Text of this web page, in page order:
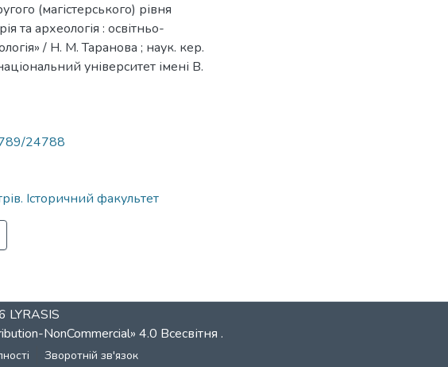
(магістерського) рівня
та археологія : освітньо-
/ Н. М. Таранова ; наук. кер.
університет імені В.
24788
Історичний факультет
LYRASIS
NonCommercial» 4.0 Всесвітня .
Зворотній зв'язок